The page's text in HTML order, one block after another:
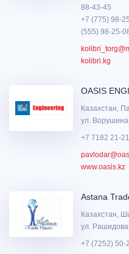
88-43-45
+7 (775) 98-
(555) 98-25-
kolibri.kg
OASIS
Казахстан,
ул.
+7 7182 21-
www.oasis.kz
Astana
Казахстан,
ул.
+7 (7252) 50-